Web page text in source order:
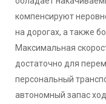
компенсируют
на дорогах, а также
Максимальная
достаточно для
персональный
автономный запас